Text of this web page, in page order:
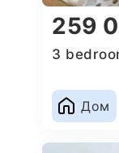
259
3
Дом